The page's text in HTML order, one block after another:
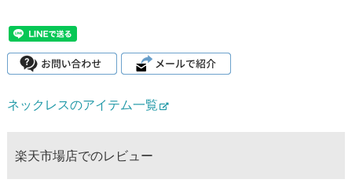
ネックレスのアイテム一覧
楽天市場店でのレビュー